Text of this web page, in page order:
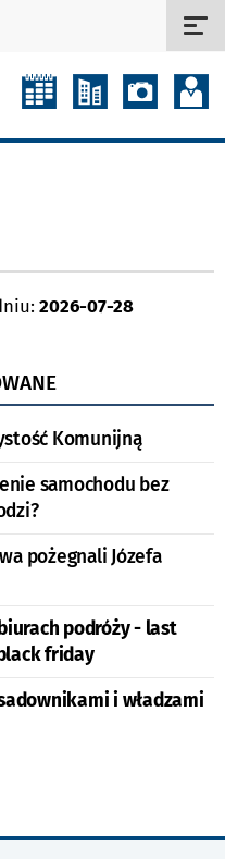
2026-07-28
Komunijną
samochodu bez
pożegnali Józefa
podróży - last
friday
sadownikami i władzami